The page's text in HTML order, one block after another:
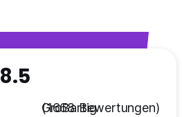
8.5
Großartig
(1668 Bewertungen)